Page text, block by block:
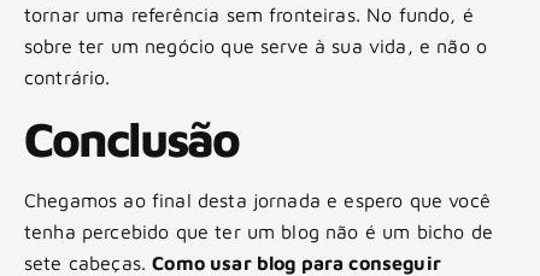
tornar uma referência sem fronteiras. No fundo, é
sobre ter um negócio que serve à sua vida, e não o
contrário.
Conclusão
Chegamos ao final desta jornada e espero que você
tenha percebido que ter um blog não é um bicho de
sete cabeças.Como usar blog para conseguir